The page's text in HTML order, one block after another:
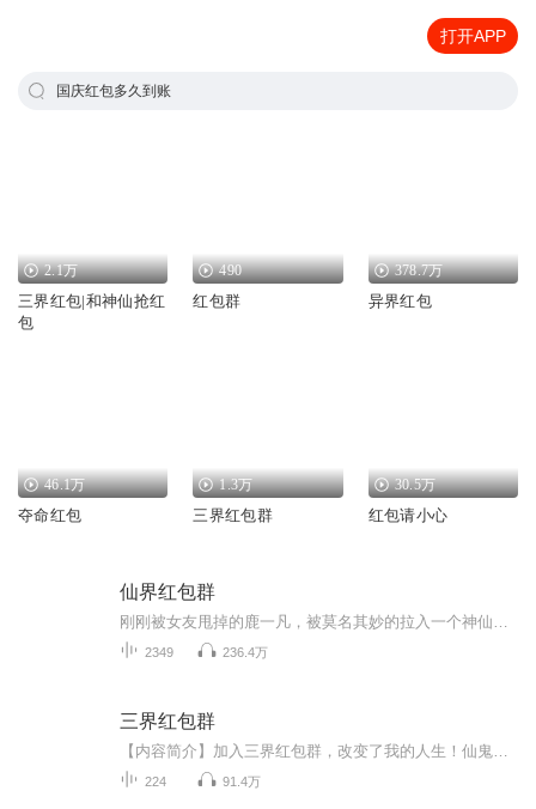
打开APP
国庆红包多久到账
2.1万
三界红包|和神仙抢红
包
490
红包群
378.7万
异界红包
46.1万
夺命红包
1.3万
三界红包群
30.5万
红包请小心
仙界红包群
2349 236.4万
三界红包群
224 91.4万